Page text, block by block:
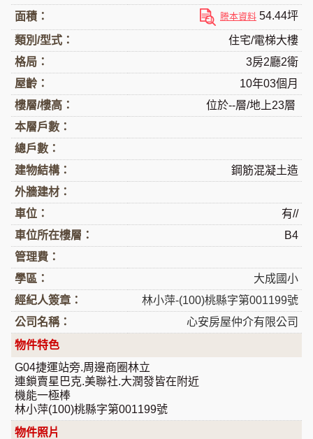
面積： 謄本資料 54.44坪
類別/型式：
住宅/電梯大樓
格局：
3房2廳2衛
屋齡：
10年03個月
樓層/樓高：
位於--層/地上23層
本層戶數：
總戶數：
建物結構：
鋼筋混凝土造
外牆建材：
車位：
有//
車位所在樓層：
B4
管理費：
學區：
大成國小
經紀人簽章：
林小萍-(100)桃縣字第001199號
公司名稱：
心安房屋仲介有限公司
物件特色
G04捷運站旁.周邊商圈林立
連鎖賣星巴克.美聯社.大潤發皆在附近
機能一極棒
林小萍(100)桃縣字第001199號
物件照片